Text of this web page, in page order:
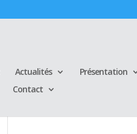
Actualités
Présentation
Contact